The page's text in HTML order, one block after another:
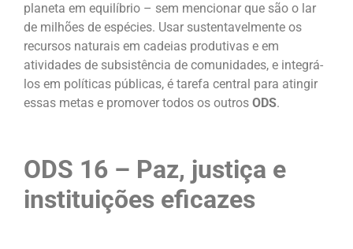
planeta em equilíbrio – sem mencionar que são o lar
de milhões de espécies. Usar sustentavelmente os
recursos naturais em cadeias produtivas e em
atividades de subsistência de comunidades, e integrá-
los em políticas públicas, é tarefa central para atingir
essas metas e promover todos os outros ODS.
ODS 16 – Paz, justiça e
instituições eficazes